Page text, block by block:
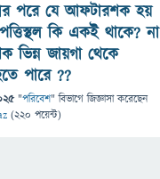
পরে যে আফটারশক হয়
কি একই থাকে? না
ভিন্ন জায়গা থেকে
পারে ??
"পরিবেশ" বিভাগে জিজ্ঞাসাকরেছেন
(220 পয়েন্ট)